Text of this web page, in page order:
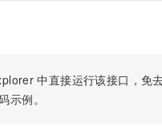
中直接运行该接口，免
示例。
仓库 提供一站式管理容器应
启云上创新 送.CN域名，送备案服
快递物流查询